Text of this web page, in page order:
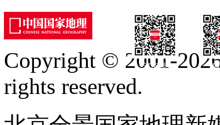
订阅号
Copyright © 2001-
rights reserved.